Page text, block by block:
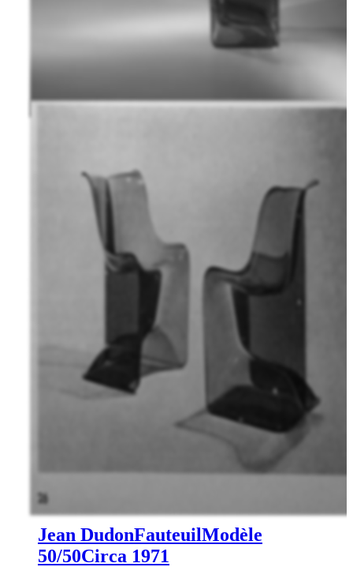
Jean DudonFauteuilModèle
50/50Circa 1971